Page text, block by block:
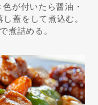
が付いたら醤油・
蓋をして煮込む。
煮詰める。